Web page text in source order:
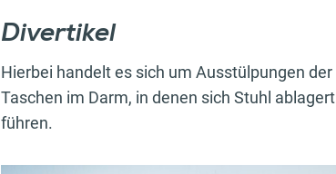
Divertikel
Hierbei handelt es sich um Ausstülpungen
Taschen im Darm, in denen sich Stuhl
führen.